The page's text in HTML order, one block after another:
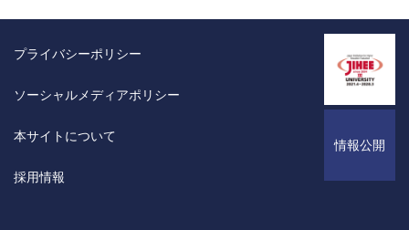
情報公開
プライバシーポリシー
ソーシャルメディアポリシー
本サイトについて
採用情報